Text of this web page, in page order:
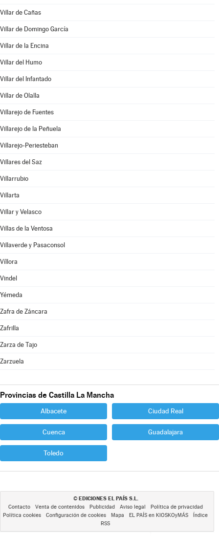
Villar de Cañas
Villar de Domingo García
Villar de la Encina
Villar del Humo
Villar del Infantado
Villar de Olalla
Villarejo de Fuentes
Villarejo de la Peñuela
Villarejo-Periesteban
Villares del Saz
Villarrubio
Villarta
Villar y Velasco
Villas de la Ventosa
Villaverde y Pasaconsol
Víllora
Vindel
Yémeda
Zafra de Záncara
Zafrilla
Zarza de Tajo
Zarzuela
Provincias de Castilla La Mancha
Albacete Ciudad Real
Cuenca Guadalajara
Toledo
© EDICIONES EL PAÍS S.L.
Contacto Venta de contenidos Publicidad Aviso legal
Política de privacidad
Política cookies
Configuración de cookies Mapa EL PAÍS en KIOSKOyMÁS
Índice
RSS